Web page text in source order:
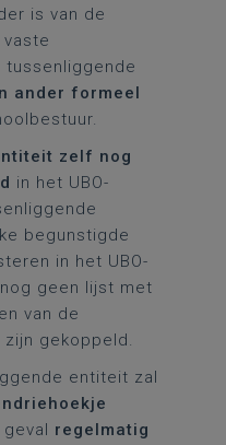
is van de
ander formeel
zelf nog
in het UBO-
begunstigde
in het UBO-
geen lijst met
van de
gekoppeld.
entiteit zal
regelmatig